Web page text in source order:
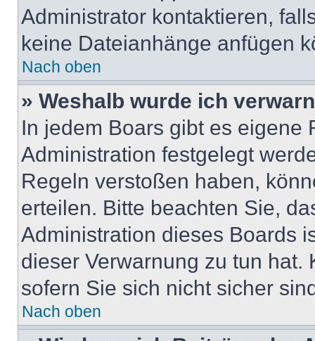
Administrator kontaktieren,
keine Dateianhänge anfügen
Nach oben
» Weshalb wurde ich
In jedem Boars gibt es eigene
Administration festgelegt
Regeln verstoßen haben,
erteilen. Bitte beachten Sie,
Administration dieses Boards
dieser Verwarnung zu tun hat.
sofern Sie sich nicht sicher
Nach oben